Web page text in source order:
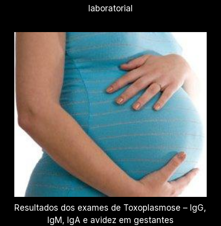
laboratorial
Resultados dos exames de Toxoplasmose – IgG,
IgM, IgA e avidez em gestantes